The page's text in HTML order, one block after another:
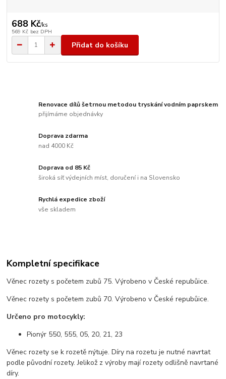
688 Kč/ks
569 Kč bez DPH
Přidat do košíku
Renovace dílů šetrnou metodou tryskání vodním paprskem
přijímáme objednávky
Doprava zdarma
nad 4000 Kč
Doprava od 85 Kč
široká síť výdejních míst, doručení i na Slovensko
Rychlá expedice zboží
vše skladem
Kompletní specifikace
Věnec rozety s početem zubů 75. Výrobeno v České repubůice.
Věnec rozety s početem zubů 70. Výrobeno v České repubůice.
Určeno pro motocykly:
Pionýr 550, 555, 05, 20, 21, 23
Věnec rozety se k rozetě nýtuje. Díry na rozetu je nutné navrtat
podle původní rozety. Jelikož z výroby mají rozety odlišně navrtané
díry.